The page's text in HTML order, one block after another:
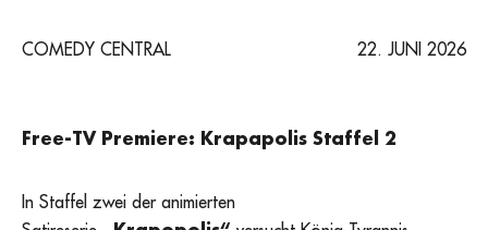
COMEDY CENTRAL 22. JUNI 2026
Free-TV Premiere: Krapapolis Staffel 2
In Staffel zwei der animierten